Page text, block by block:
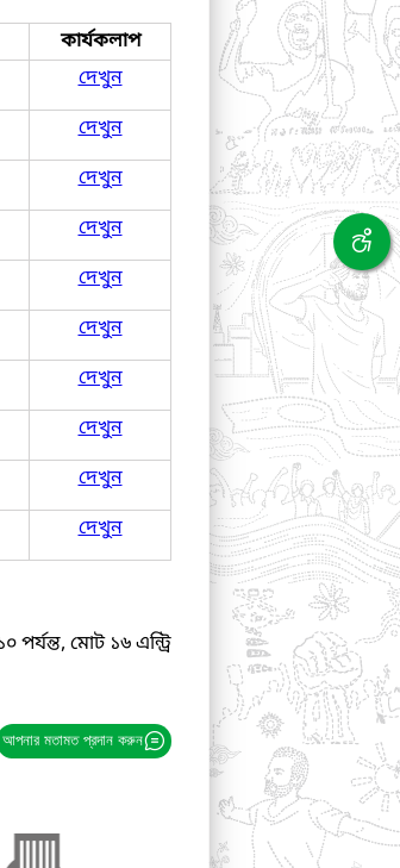
কার্যকলাপ
দেখুন
দেখুন
দেখুন
দেখুন
দেখুন
দেখুন
দেখুন
দেখুন
দেখুন
দেখুন
পর্যন্ত, মোট ১৬ এন্ট্রি
আপনার মতামত প্রদান করুন